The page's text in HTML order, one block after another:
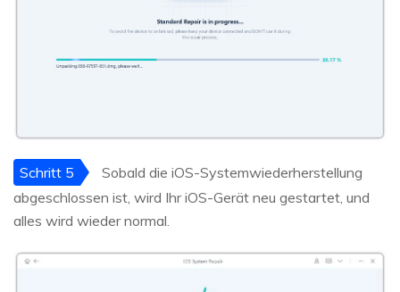
Schritt 5
Sobald die iOS-Systemwiederherstellung
abgeschlossen ist, wird Ihr iOS-Gerät neu gestartet, und
alles wird wieder normal.